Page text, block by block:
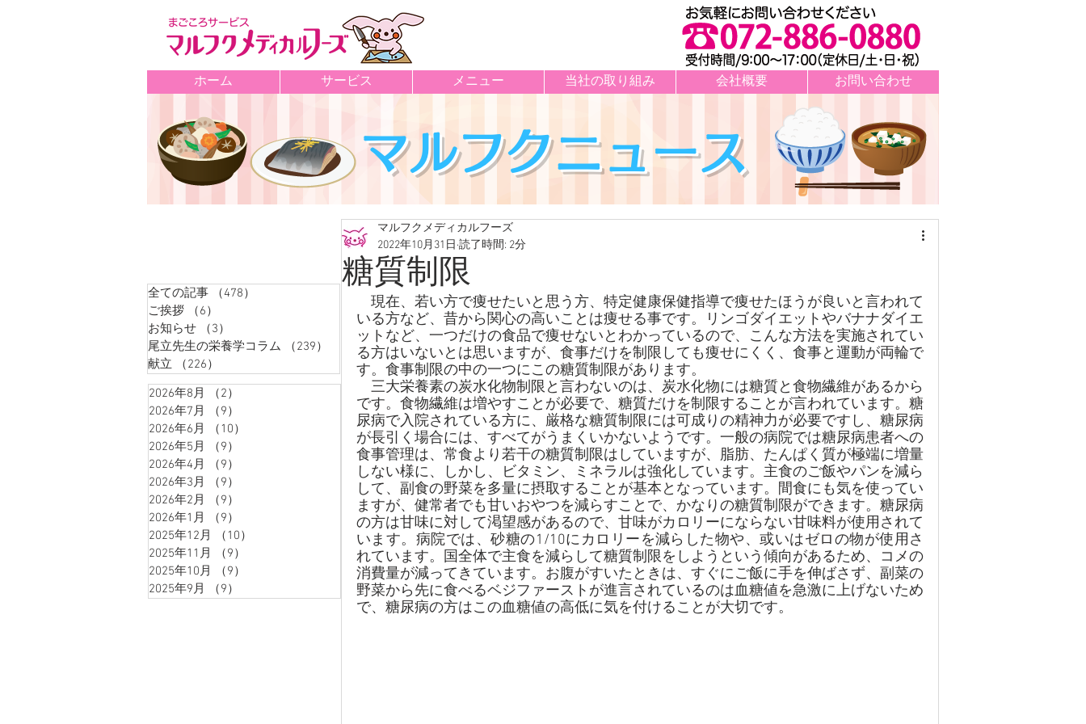
ホーム サービス メニュー 当社の取り組み 会社概要 お問い合わせ
糖質制限
マルフクメディカルフーズ
2022年10月31日 読了時間: 2分
現在、若い方で痩せたいと思う方、特定健康保健指導で痩せたほうが良いと言われて
いる方など、昔から関心の高いことは痩せる事です。リンゴダイエットやバナナダイエ
ットなど、一つだけの食品で痩せないとわかっているので、こんな方法を実施されてい
る方はいないとは思いますが、食事だけを制限しても痩せにくく、食事と運動が両輪で
す。食事制限の中の一つにこの糖質制限があります。
三大栄養素の炭水化物制限と言わないのは、炭水化物には糖質と食物繊維があるから
です。食物繊維は増やすことが必要で、糖質だけを制限することが言われています。糖
尿病で入院されている方に、厳格な糖質制限には可成りの精神力が必要ですし、糖尿病
が長引く場合には、すべてがうまくいかないようです。一般の病院では糖尿病患者への
食事管理は、常食より若干の糖質制限はしていますが、脂肪、たんぱく質が極端に増量
しない様に、しかし、ビタミン、ミネラルは強化しています。主食のご飯やパンを減ら
して、副食の野菜を多量に摂取することが基本となっています。間食にも気を使ってい
ますが、健常者でも甘いおやつを減らすことで、かなりの糖質制限ができます。糖尿病
の方は甘味に対して渇望感があるので、甘味がカロリーにならない甘味料が使用されて
います。病院では、砂糖の1/10にカロリーを減らした物や、或いはゼロの物が使用さ
れています。国全体で主食を減らして糖質制限をしようという傾向があるため、コメの
消費量が減ってきています。お腹がすいたときは、すぐにご飯に手を伸ばさず、副菜の
野菜から先に食べるベジファーストが進言されているのは血糖値を急激に上げないため
で、糖尿病の方はこの血糖値の高低に気を付けることが大切です。
マルフクニュース
全ての記事 （478）
ご挨拶
（6）
お知らせ
（3）
尾立先生の栄養学コラム
（239）
239件の記事
献立
（226）
2026年8月
（2）
2026年7月
（9）
2026年6月
（10）
2026年5月
（9）
2026年4月
（9）
2026年3月
（9）
2026年2月
（9）
2026年1月
（9）
2025年12月
（10）
2025年11月
（9）
2025年10月
（9）
2025年9月
（9）